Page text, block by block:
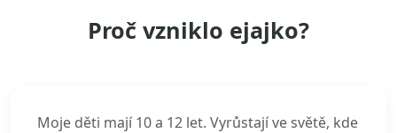
Proč vzniklo ejajko?
Moje děti mají 10 a 12 let. Vyrůstají ve světě, kde